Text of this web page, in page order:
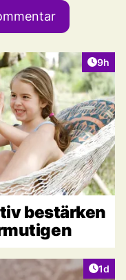
9h
bestärken
1d